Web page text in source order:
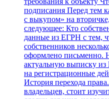
подписания Перед тем
с выкупом» на
следующее: Кто
данные из ЕГРН с тем,
собственников
оформлено письменно.
актуальную выписку из
на регистрационные
История перехода
владельцев, стоит